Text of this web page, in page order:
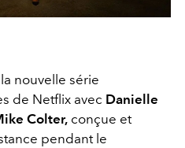
nouvelle série
de Netflix avec Danielle
Colter, conçue et
pendant le